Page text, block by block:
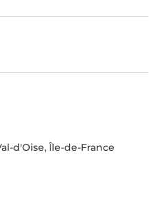
d'Oise, Île-de-France